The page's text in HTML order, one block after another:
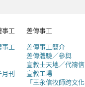
事工
事工
刊
差傳事工
差傳事工簡介
差傳體驗／參與
宣教士天地／代禱信
宣教工場
「王永信牧師跨文化